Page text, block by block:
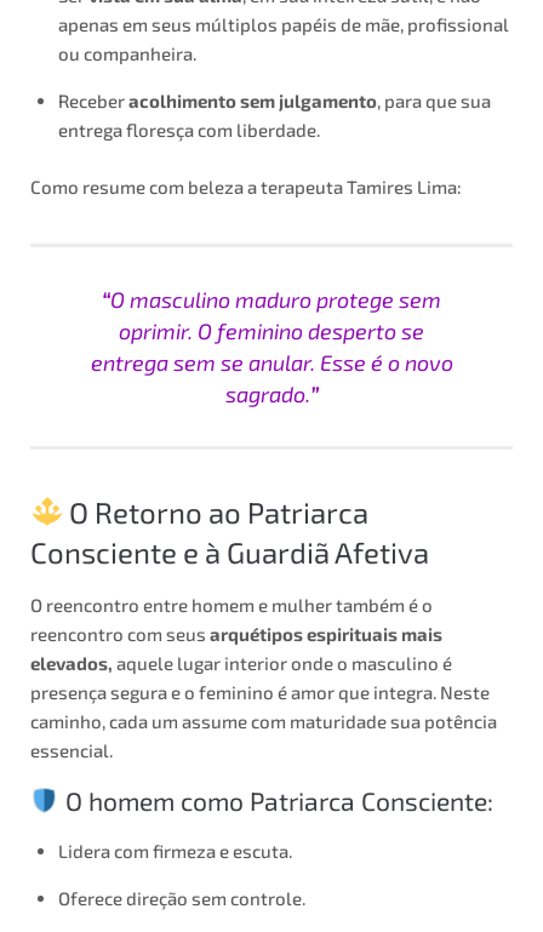
apenas em seus múltiplos papéis de mãe, profissional
ou companheira.
Receberacolhimento sem julgamento, para que sua
entrega floresça com liberdade.
Como resume com beleza a terapeuta Tamires Lima:
“O masculino maduro protege sem
oprimir. O feminino desperto se
entrega sem se anular. Esse é o novo
sagrado.”
O Retorno ao Patriarca
Consciente e à Guardiã Afetiva
O reencontro entre homem e mulher também é o
reencontro com seus arquétipos espirituais mais
elevados, aquele lugar interior onde o masculino é
presença segura e o feminino é amor que integra. Neste
caminho, cada um assume com maturidade sua potência
essencial.
O homem como Patriarca Consciente:
Lidera com firmeza e escuta.
Oferece direção sem controle.